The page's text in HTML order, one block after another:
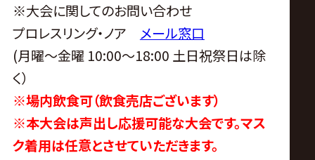
※大会に関してのお問い合わせ
プロレスリング・ノア メール窓口
(月曜〜金曜 10:00〜18:00 土日祝祭日は除
く）
※場内飲食可（飲食売店ございます）
※本大会は声出し応援可能な大会です。マス
ク着用は任意とさせていただきます。